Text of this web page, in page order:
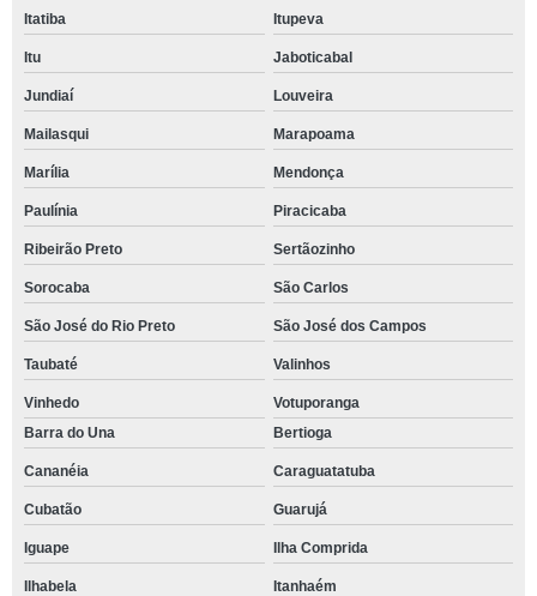
Itatiba Itupeva
Itu Jaboticabal
Jundiaí Louveira
Mailasqui Marapoama
Marília Mendonça
Paulínia Piracicaba
Ribeirão Preto Sertãozinho
Sorocaba São Carlos
São José do Rio Preto São José dos Campos
Taubaté Valinhos
Vinhedo
Votuporanga
Barra do Una
Bertioga
Cananéia Caraguatatuba
Cubatão Guarujá
Iguape Ilha Comprida
Ilhabela Itanhaém